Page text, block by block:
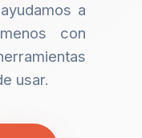
a
con
usar.